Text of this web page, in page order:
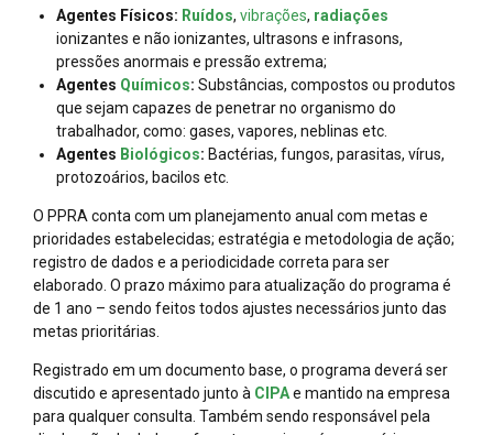
Agentes Físicos: Ruídos, vibrações, radiações
ionizantes e não ionizantes, ultrasons e infrasons,
pressões anormais e pressão extrema;
Agentes Químicos: Substâncias, compostos ou produtos
que sejam capazes de penetrar no organismo do
trabalhador, como: gases, vapores, neblinas etc.
Agentes Biológicos: Bactérias, fungos, parasitas, vírus,
protozoários, bacilos etc.
O PPRA conta com um planejamento anual com metas e
prioridades estabelecidas; estratégia e metodologia de ação;
registro de dados e a periodicidade correta para ser
elaborado. O prazo máximo para atualização do programa é
de 1 ano – sendo feitos todos ajustes necessários junto das
metas prioritárias.
Registrado em um documento base, o programa deverá ser
discutido e apresentado junto à CIPAe mantido na empresa
para qualquer consulta. Também sendo responsável pela